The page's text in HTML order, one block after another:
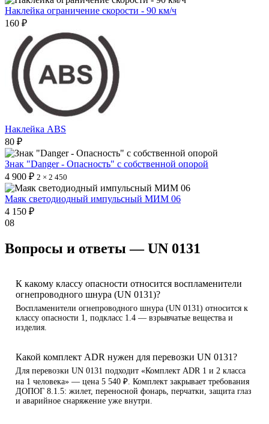
Наклейка ограничение скорости - 90 км/ч
160 ₽
Наклейка ABS
80 ₽
Знак "Danger - Опасность" с собственной опорой
4 900 ₽ 2 × 2 450
Маяк светодиодный импульсный МИМ 06
4 150 ₽
08
Вопросы и ответы — UN 0131
К какому классу опасности относится воспламенители
огнепроводного шнура (UN 0131)?
Воспламенители огнепроводного шнура (UN 0131) относится к
классу опасности 1, подкласс 1.4 — взрывчатые вещества и
изделия.
Какой комплект ADR нужен для перевозки UN 0131?
Для перевозки UN 0131 подходит «Комплект ADR 1 и 2 класса
на 1 человека» — цена 5 540 ₽. Комплект закрывает требования
ДОПОГ 8.1.5: жилет, переносной фонарь, перчатки, защита глаз
и аварийное снаряжение уже внутри.